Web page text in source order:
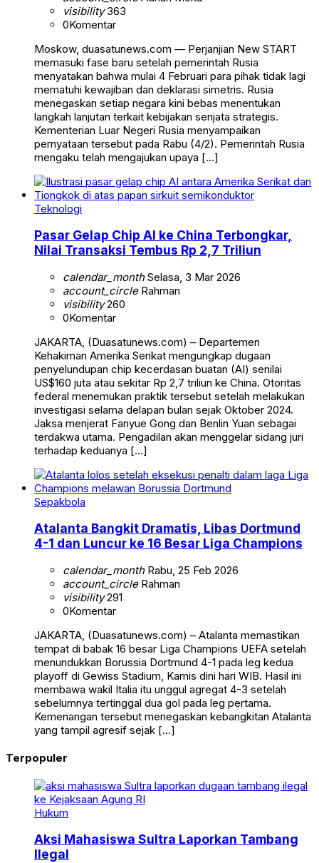
visibility363
0Komentar
Moskow, duasatunews.com — Perjanjian New START
memasuki fase baru setelah pemerintah Rusia
menyatakan bahwa mulai 4 Februari para pihak tidak lagi
mematuhi kewajiban dan deklarasi simetris. Rusia
menegaskan setiap negara kini bebas menentukan
langkah lanjutan terkait kebijakan senjata strategis.
Kementerian Luar Negeri Rusia menyampaikan
pernyataan tersebut pada Rabu (4/2). Pemerintah Rusia
mengaku telah mengajukan upaya […]
Teknologi
Pasar Gelap Chip AI ke China Terbongkar,
Nilai Transaksi Tembus Rp 2,7 Triliun
calendar_monthSelasa, 3 Mar 2026
account_circleRahman
visibility260
0Komentar
JAKARTA, (Duasatunews.com) – Departemen
Kehakiman Amerika Serikat mengungkap dugaan
penyelundupan chip kecerdasan buatan (AI) senilai
US$160 juta atau sekitar Rp 2,7 triliun ke China. Otoritas
federal menemukan praktik tersebut setelah melakukan
investigasi selama delapan bulan sejak Oktober 2024.
Jaksa menjerat Fanyue Gong dan Benlin Yuan sebagai
terdakwa utama. Pengadilan akan menggelar sidang juri
terhadap keduanya […]
Sepakbola
Atalanta Bangkit Dramatis, Libas Dortmund
4-1 dan Luncur ke 16 Besar Liga Champions
calendar_monthRabu, 25 Feb 2026
account_circleRahman
visibility291
0Komentar
JAKARTA, (Duasatunews.com) – Atalanta memastikan
tempat di babak 16 besar Liga Champions UEFA setelah
menundukkan Borussia Dortmund 4-1 pada leg kedua
playoff di Gewiss Stadium, Kamis dini hari WIB. Hasil ini
membawa wakil Italia itu unggul agregat 4-3 setelah
sebelumnya tertinggal dua gol pada leg pertama.
Kemenangan tersebut menegaskan kebangkitan Atalanta
yang tampil agresif sejak […]
Terpopuler
Hukum
Aksi Mahasiswa Sultra Laporkan Tambang
Ilegal